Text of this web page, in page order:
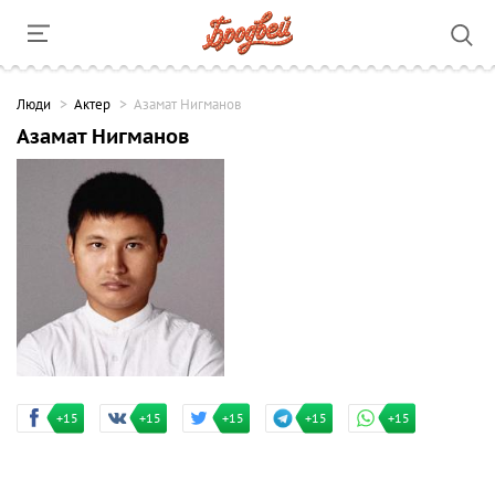
Люди Актер Азамат Нигманов
Азамат Нигманов
+15 +15 +15 +15 +15